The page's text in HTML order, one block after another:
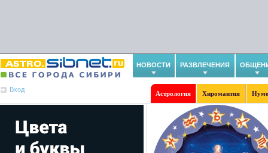
НОВОСТИ РАЗВЛЕЧЕНИЯ
Вход
Астрология Хиромантия